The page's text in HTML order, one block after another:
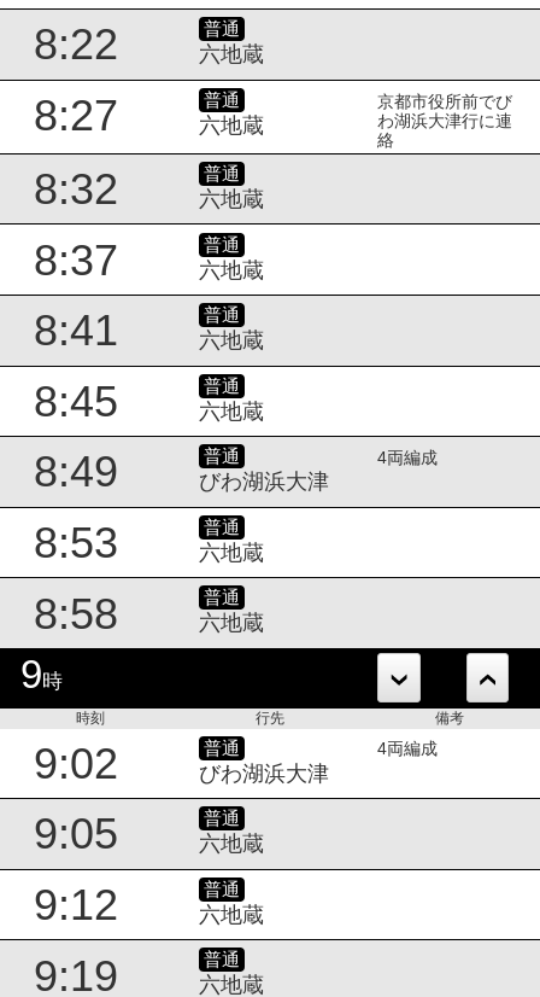
8:22 普通
六地蔵
8:27 普通
六地蔵
京都市役所前でび
わ湖浜大津行に連
絡
8:32 普通
六地蔵
8:37 普通
六地蔵
8:41 普通
六地蔵
8:45 普通
六地蔵
8:49 普通
びわ湖浜大津
4両編成
8:53 普通
六地蔵
8:58 普通
六地蔵
9時
時刻 行先 備考
9:02 普通
びわ湖浜大津
4両編成
9:05 普通
六地蔵
9:12 普通
六地蔵
9:19 普通
六地蔵